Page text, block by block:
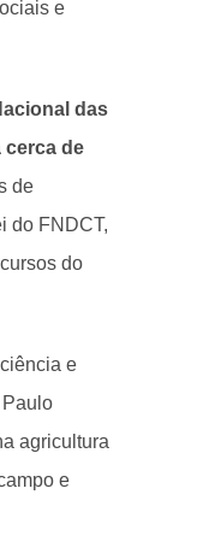
e
das
cerca de
de
do FNDCT,
do
e
agricultura
e